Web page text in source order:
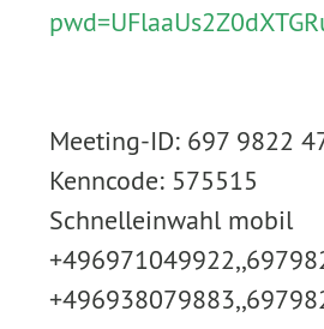
Meeting-ID: 697 9822
Kenncode: 575515
Schnelleinwahl mobil